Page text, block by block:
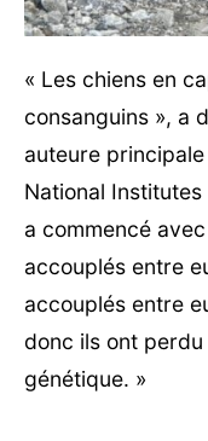
« Les chiens en
consanguins », a
auteure
National
a commencé
accouplés entre
accouplés entre
donc ils ont
génétique. »